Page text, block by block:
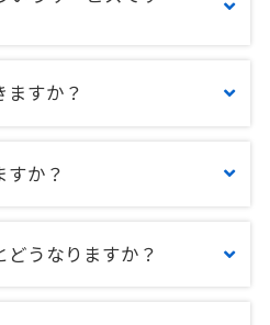
すか？
すか？
うなりますか？